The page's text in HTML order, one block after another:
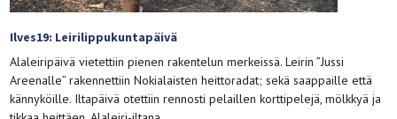
Ilves19: Leirilippukuntapäivä
Alaleiripäivä vietettiin pienen rakentelun merkeissä. Leirin ”Jussi
Areenalle” rakennettiin Nokialaisten heittoradat; sekä saappaille että
kännyköille. Iltapäivä otettiin rennosti pelaillen korttipelejä, mölkkyä ja